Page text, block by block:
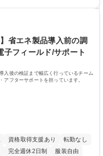
をご提供しております。 募集
者 キュービクル保安点検・管
の高い企業です。 サービス詳
気主任技術者 第一種運転免許普
省エネ製品導入前の調
子フィールド/サポート
入後の検証まで幅広く行っているチーム
フターサポートを担っています。
資格取得支援あり
転勤なし
完全週休2日制 服装自由